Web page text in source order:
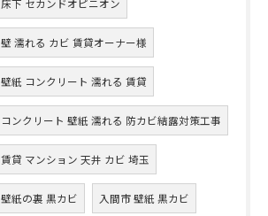
床下 セカンドオピニオン
壁 濡れる カビ 賃貸オーナー様
壁紙 コンクリート 濡れる 賃貸
コンクリート 壁紙 濡れる 防カビ結露対策工事
賃貸 マンション 天井 カビ 埼玉
壁紙の裏 黒カビ 入間市 壁紙 黒カビ